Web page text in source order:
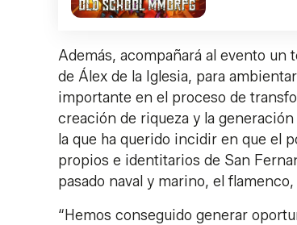
Además, acompañará al evento un
de Álex de la Iglesia, para
importante en el proceso de
creación de riqueza y la
la que ha querido incidir en que el
propios e identitarios de San
pasado naval y marino, el
“Hemos conseguido generar